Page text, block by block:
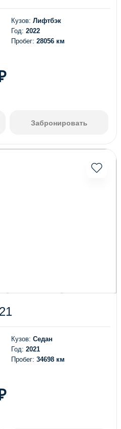
Кузов: Лифтбэк
Год: 2022
Пробег: 28056 км
Забронировать
Кузов: Седан
Год: 2021
Пробег: 34698 км